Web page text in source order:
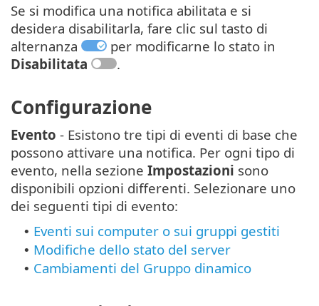
Se si modifica una notifica abilitata e si
desidera disabilitarla, fare clic sul tasto di
alternanza
per modificarne lo stato in
Disabilitata
.
Configurazione
Evento - Esistono tre tipi di eventi di base che
possono attivare una notifica. Per ogni tipo di
evento, nella sezione Impostazioni sono
disponibili opzioni differenti. Selezionare uno
dei seguenti tipi di evento:
• Eventi sui computer o sui gruppi gestiti
• Modifiche dello stato del server
• Cambiamenti del Gruppo dinamico